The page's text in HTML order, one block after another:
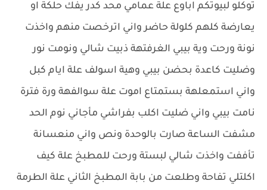
توكلو لبيوتكم اباوع علة عمامي محد كدر يفك حلكة او
يعارضة كلهم كلولة حاضر واني اترخصت منهم واخذت
نونة ورحت وية بيبي الغرفتهة ذبيت شالي ونومت نور
وضليت كاعدة بحضن بيبي وهية اسولف علة ايام كبل
واني استمعلهة بستمتاع اموت علة سوالفهة ورة فترة
نامت بيبي واني ضليت اكلب بفراشي مأجاني نوم الحد
مشفت الساعة صارت بالوحدة ونص واني منعسانة
تأففت واخذت شالي لبستة ورحت للمطبخ علة كيف
اكلتلي تفاحة وطلعت من بابة المطبخ الثاني علة الطرمة